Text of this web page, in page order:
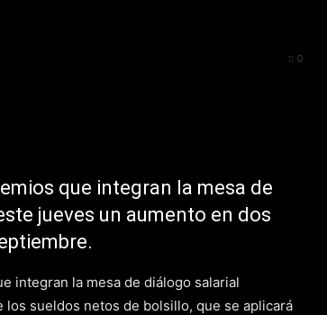
0
que integran la mesa de
jueves un aumento en dos
integran la mesa de diálogo salarial
los sueldos netos de bolsillo, que se aplicará